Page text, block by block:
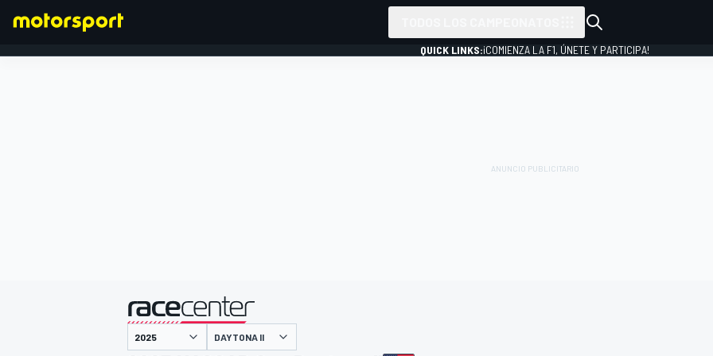
QUICK LINKS:¡COMIENZA LA F1, ÚNETE Y PARTICIPA!
presentado por
DAYTONA II